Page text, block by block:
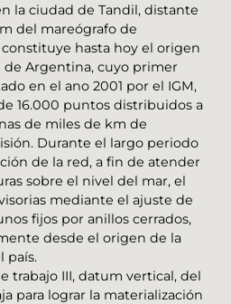
la ciudad de Tandil, distante
del mareógrafo de
hasta hoy el origen
Argentina, cuyo primer
en el ano 2001 por el IGM,
16.000 puntos distribuidos a
de miles de km de
Durante el largo periodo
de la red, a fin de atender
sobre el nivel del mar, el
mediante el ajuste de
fijos por anillos cerrados,
desde el origen de la
país.
trabajo III, datum vertical, del
para lograr la materialización